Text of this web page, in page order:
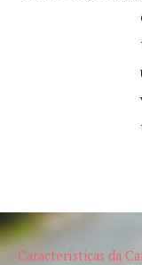
Características da